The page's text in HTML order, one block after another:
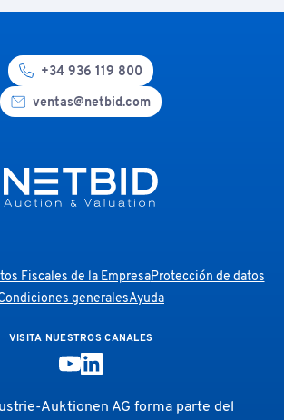
+34 936 119 800
ventas@netbid.com
Fiscales de la EmpresaProtección de datos
generalesAyuda
VISITA NUESTROS CANALES
Auktionen AG forma parte del